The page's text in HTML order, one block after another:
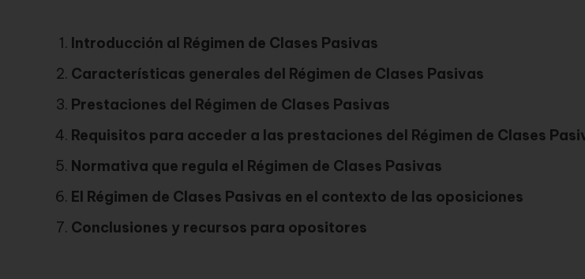
Introducción al Régimen de Clases Pasivas
Características generales del Régimen de Clases Pasivas
Prestaciones del Régimen de Clases Pasivas
Requisitos para acceder a las prestaciones del Régimen de Clases
Normativa que regula el Régimen de Clases Pasivas
El Régimen de Clases Pasivas en el contexto de las oposiciones
Conclusiones y recursos para opositores